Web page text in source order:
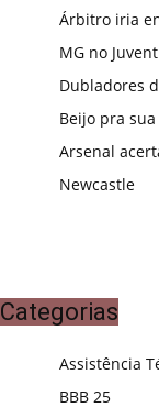
Árbitro iria
MG no
Dubladores
Beijo pra
Arsenal
Newcastle
Categorias
Assistência
BBB 25